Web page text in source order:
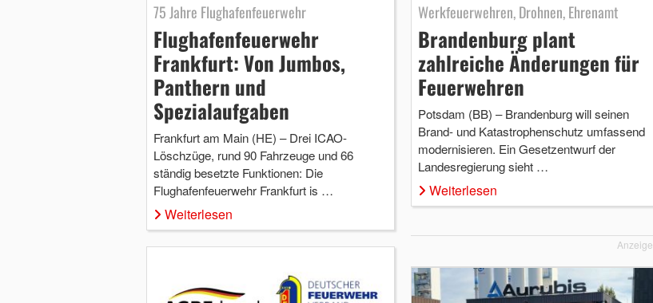
75 Jahre Flughafenfeuerwehr
Flughafenfeuerwehr
Frankfurt: Von Jumbos,
Panthern und
Spezialaufgaben
Frankfurt am Main (HE) – Drei ICAO-
Löschzüge, rund 90 Fahrzeuge und 66
ständig besetzte Funktionen: Die
Flughafenfeuerwehr Frankfurt is …
Weiterlesen
Werkfeuerwehren, Drohnen, Ehrenamt
Brandenburg plant
zahlreiche Änderungen für
Feuerwehren
Potsdam (BB) – Brandenburg will seinen
Brand- und Katastrophenschutz umfassend
modernisieren. Ein Gesetzentwurf der
Landesregierung sieht …
Weiterlesen
Anzeige